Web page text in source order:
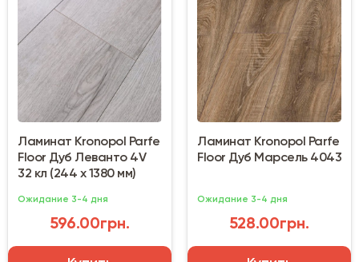
Ламинат Kronopol Parfe
Floor Дуб Леванто 4V
32 кл (244 х 1380 мм)
Ожидание 3-4 дня
596.00грн.
Ламинат Kronopol Parfe
Floor Дуб Марсель 4043
Ожидание 3-4 дня
528.00грн.